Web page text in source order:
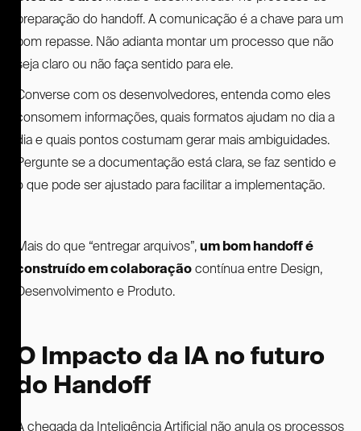
preparação do handoff. A comunicação é a chave para um
bom repasse. Não adianta montar um processo que não
seja claro ou não faça sentido para ele.
Converse com os desenvolvedores, entenda como eles
consomem informações, quais formatos ajudam no dia a
dia e quais pontos costumam gerar mais ambiguidades.
Pergunte se a documentação está clara, se faz sentido e
o que pode ser ajustado para facilitar a implementação.
Mais do que “entregar arquivos”, um bom handoff é
construído em colaboração contínua entre Design,
Desenvolvimento e Produto.
O Impacto da IA no futuro
do Handoff
A chegada da Inteligência Artificial não anula os processos